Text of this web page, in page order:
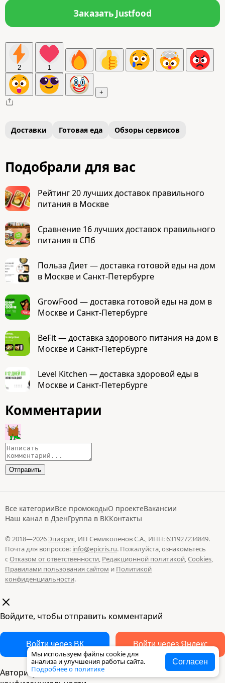
Заказать Justfood
2 1
+
Доставки Готовая еда Обзоры сервисов
Подобрали для вас
Рейтинг 20 лучших доставок правильного
питания в Москве
Сравнение 16 лучших доставок правильного
питания в СПб
Польза Диет — доставка готовой еды на дом
в Москве и Санкт-Петербурге
GrowFood — доставка готовой еды на дом в
Москве и Санкт-Петербурге
BeFit — доставка здорового питания на дом в
Москве и Санкт-Петербурге
Level Kitchen — доставка здоровой еды в
Москве и Санкт-Петербурге
Комментарии
Все категорииВсе промокодыО проектеВакансии
Наш канал в ДзенГруппа в ВККонтакты
© 2018—2026Эпикрис, ИП Семиколенов С.А., ИНН: 631927234849.
Почта для вопросов: info@epicris.ru. Пожалуйста, ознакомьтесь
сОтказом от ответственности, Редакционной политикой,Cookies,
Правилами пользования сайтом и Политикой
конфиденциальности.
Мы используем файлы cookie для
анализа и улучшения работы сайта.
Подробнее о политике
Согласен
Войдите, чтобы отправить комментарий
Войти через ВК Войти через Яндекс
Авторизуясь, вы соглашаетесь с
политикой